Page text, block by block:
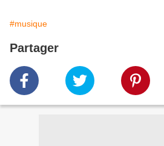
#musique
Partager